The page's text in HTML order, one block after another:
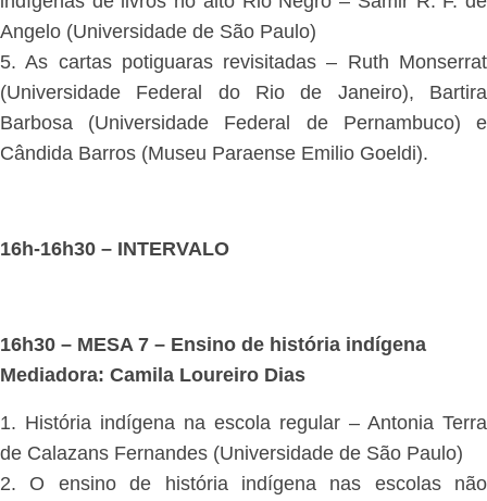
Angelo (Universidade de São Paulo)
5. As cartas potiguaras revisitadas – Ruth Monserrat
(Universidade Federal do Rio de Janeiro), Bartira
Barbosa (Universidade Federal de Pernambuco) e
Cândida Barros (Museu Paraense Emilio Goeldi).
16h-16h30 – INTERVALO
16h30 – MESA 7 – Ensino de história indígena
Mediadora: Camila Loureiro Dias
1. História indígena na escola regular – Antonia Terra
de Calazans Fernandes (Universidade de São Paulo)
2. O ensino de história indígena nas escolas não